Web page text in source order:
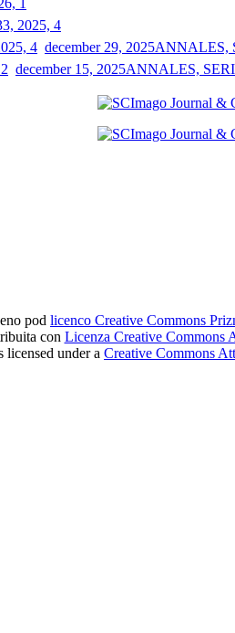
1
2025, 4
december 29, 2025ANNALES,
december 15, 2025ANNALES,
pod licenco Creative Commons
con Licenza Creative Commons
under a Creative Commons